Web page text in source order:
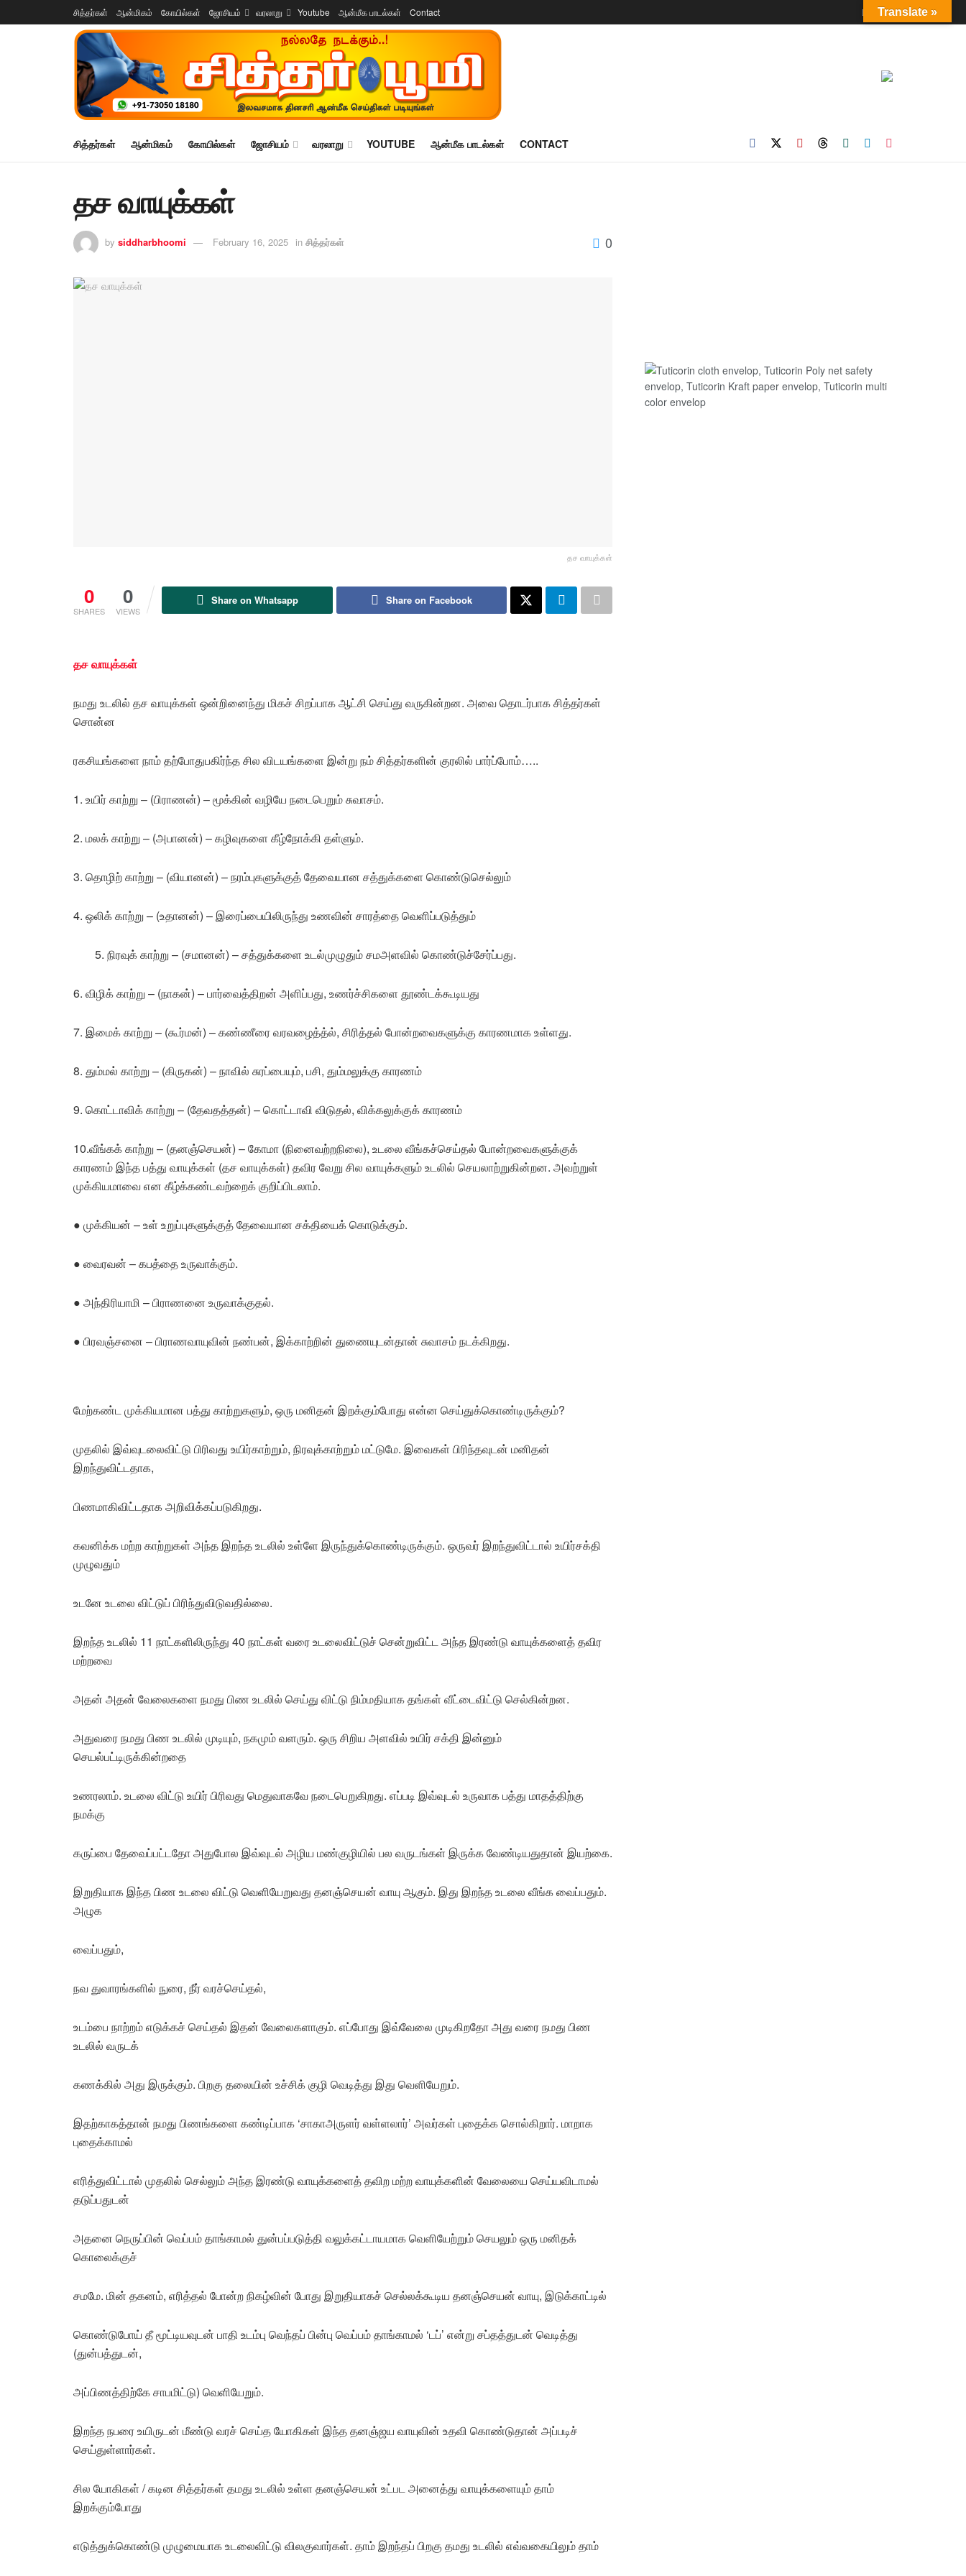
சித்தர்கள் ஆன்மிகம் கோயில்கள் ஜோசியம் வரலாறு Youtube ஆன்மீக பாடல்கள் Contact Login
சித்தர்கள் ஆன்மிகம் கோயில்கள் ஜோசியம் வரலாறு YOUTUBE ஆன்மீக பாடல்கள் CONTACT
தச வாயுக்கள்
by siddharbhoomi February 16, 2025 in சித்தர்கள் 0
தச வாயுக்கள்
0
SHARES
0
VIEWS
Share on Whatsapp Share on Facebook
தச வாயுக்கள்
நமது உடலில் தச வாயுக்கள் ஒன்றினைந்து மிகச் சிறப்பாக ஆட்சி செய்து வருகின்றன. அவை தொடர்பாக சித்தர்கள்
சொன்ன
ரகசியங்களை நாம் தற்போதுபகிர்ந்த சில விடயங்களை இன்று நம் சித்தர்களின் குரலில் பார்ப்போம்…..
1. உயிர் காற்று – (பிராணன்) – மூக்கின் வழியே நடைபெறும் சுவாசம்.
2. மலக் காற்று – (அபானன்) – கழிவுகளை கீழ்நோக்கி தள்ளும்.
3. தொழிற் காற்று – (வியானன்) – நரம்புகளுக்குத் தேவையான சத்துக்களை கொண்டுசெல்லும்
4. ஒலிக் காற்று – (உதானன்) – இரைப்பையிலிருந்து உணவின் சாரத்தை வெளிப்படுத்தும்
5. நிரவுக் காற்று – (சமானன்) – சத்துக்களை உடல்முழுதும் சமஅளவில் கொண்டுச்சேர்ப்பது.
6. விழிக் காற்று – (நாகன்) – பார்வைத்திறன் அளிப்பது, உணர்ச்சிகளை தூண்டக்கூடியது
7. இமைக் காற்று – (கூர்மன்) – கண்ணீரை வரவழைத்த்ல், சிரித்தல் போன்றவைகளுக்கு காரணமாக உள்ளது.
8. தும்மல் காற்று – (கிருகன்) – நாவில் சுரப்பையும், பசி, தும்மலுக்கு காரணம்
9. கொட்டாவிக் காற்று – (தேவதத்தன்) – கொட்டாவி விடுதல், விக்கலுக்குக் காரணம்
10.வீங்கக் காற்று – (தனஞ்செயன்) – கோமா (நினைவற்றநிலை), உடலை வீங்கச்செய்தல் போன்றவைகளுக்குக்
காரணம் இந்த பத்து வாயுக்கள் (தச வாயுக்கள்) தவிர வேறு சில வாயுக்களும் உடலில் செயலாற்றுகின்றன. அவற்றுள்
முக்கியமாவை என கீழ்க்கண்டவற்றைக் குறிப்பிடலாம்.
● முக்கியன் – உள் உறுப்புகளுக்குத் தேவையான சக்தியைக் கொடுக்கும்.
● வைரவன் – கபத்தை உருவாக்கும்.
● அந்திரியாமி – பிராணனை உருவாக்குதல்.
● பிரவஞ்சனை – பிராணவாயுவின் நண்பன், இக்காற்றின் துணையுடன்தான் சுவாசம் நடக்கிறது.
மேற்கண்ட முக்கியமான பத்து காற்றுகளும், ஒரு மனிதன் இறக்கும்போது என்ன செய்துக்கொண்டிருக்கும்?
முதலில் இவ்வுடலைவிட்டு பிரிவது உயிர்காற்றும், நிரவுக்காற்றும் மட்டுமே. இவைகள் பிரிந்தவுடன் மனிதன்
இறந்துவிட்டதாக,
பிணமாகிவிட்டதாக அறிவிக்கப்படுகிறது.
கவனிக்க மற்ற காற்றுகள் அந்த இறந்த உடலில் உள்ளே இருந்துக்கொண்டிருக்கும். ஒருவர் இறந்துவிட்டால் உயிர்சக்தி
முழுவதும்
உடனே உடலை விட்டுப் பிரிந்துவிடுவதில்லை.
இறந்த உடலில் 11 நாட்களிலிருந்து 40 நாட்கள் வரை உடலைவிட்டுச் சென்றுவிட்ட அந்த இரண்டு வாயுக்களைத் தவிர
மற்றவை
அதன் அதன் வேலைகளை நமது பிண உடலில் செய்து விட்டு நிம்மதியாக தங்கள் வீட்டைவிட்டு செல்கின்றன.
அதுவரை நமது பிண உடலில் முடியும், நகமும் வளரும். ஒரு சிறிய அளவில் உயிர் சக்தி இன்னும்
செயல்பட்டிருக்கின்றதை
உணரலாம். உடலை விட்டு உயிர் பிரிவது மெதுவாகவே நடைபெறுகிறது. எப்படி இவ்வுடல் உருவாக பத்து மாதத்திற்கு
நமக்கு
கருப்பை தேவைப்பட்டதோ அதுபோல இவ்வுடல் அழிய மண்குழியில் பல வருடங்கள் இருக்க வேண்டியதுதான் இயற்கை.
இறுதியாக இந்த பிண உடலை விட்டு வெளியேறுவது தனஞ்செயன் வாயு ஆகும். இது இறந்த உடலை வீங்க வைப்பதும்.
அழுக
வைப்பதும்,
நவ துவாரங்களில் நுரை, நீர் வரச்செய்தல்,
உடம்பை நாற்றம் எடுக்கச் செய்தல் இதன் வேலைகளாகும். எப்போது இவ்வேலை முடிகிறதோ அது வரை நமது பிண
உடலில் வருடக்
கணக்கில் அது இருக்கும். பிறகு தலையின் உச்சிக் குழி வெடித்து இது வெளியேறும்.
இதற்காகத்தான் நமது பிணங்களை கண்டிப்பாக ‘சாகாஅருளர் வள்ளலார்’ அவர்கள் புதைக்க சொல்கிறார். மாறாக
புதைக்காமல்
எரித்துவிட்டால் முதலில் செல்லும் அந்த இரண்டு வாயுக்களைத் தவிற மற்ற வாயுக்களின் வேலையை செய்யவிடாமல்
தடுப்பதுடன்
அதனை நெருப்பின் வெப்பம் தாங்காமல் துன்பப்படுத்தி வலுக்கட்டாயமாக வெளியேற்றும் செயலும் ஒரு மனிதக்
கொலைக்குச்
சமமே. மின் தகனம், எரித்தல் போன்ற நிகழ்வின் போது இறுதியாகச் செல்லக்கூடிய தனஞ்செயன் வாயு, இடுக்காட்டில்
கொண்டுபோய் தீ மூட்டியவுடன் பாதி உடம்பு வெந்தப் பின்பு வெப்பம் தாங்காமல் ‘டப்’ என்று சப்தத்துடன் வெடித்து
(துன்பத்துடன்,
அப்பிணத்திற்கே சாபமிட்டு) வெளியேறும்.
இறந்த நபரை உயிருடன் மீண்டு வரச் செய்த யோகிகள் இந்த தனஞ்ஜய வாயுவின் உதவி கொண்டுதான் அப்படிச்
செய்துள்ளார்கள்.
சில யோகிகள் / கடின சித்தர்கள் தமது உடலில் உள்ள தனஞ்செயன் உட்பட அனைத்து வாயுக்களையும் தாம்
இறக்கும்போது
எடுத்துக்கொண்டு முழுமையாக உடலைவிட்டு விலகுவார்கள். தாம் இறந்தப் பிறகு தமது உடலில் எவ்வகையிலும் தாம்
Translate »